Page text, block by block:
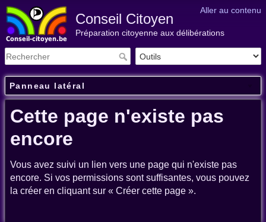
Aller au contenu
Conseil Citoyen
Préparation citoyenne aux délibérations
Panneau latéral
Cette page n'existe pas
encore
Vous avez suivi un lien vers une page qui n'existe pas
encore. Si vos permissions sont suffisantes, vous pouvez
la créer en cliquant sur « Créer cette page ».